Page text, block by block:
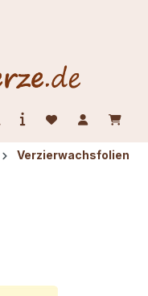
Verzierwachsfolien